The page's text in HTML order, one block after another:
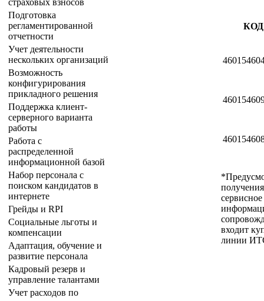
страховых взносов
Подготовка
регламентированной
отчетности
Учет деятельности
нескольких организаций
Возможность
конфигурирования
прикладного решения
Поддержка клиент-
серверного варианта
работы
Работа с
распределенной
информационной базой
Набор персонала с
поиском кандидатов в
интернете
Грейды и RPI
Социальные льготы и
компенсации
Адаптация, обучение и
развитие персонала
Кадровый резерв и
управление талантами
Учет расходов по
КОД
входит
линии